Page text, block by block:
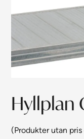
Hyllplan
(Produkter utan